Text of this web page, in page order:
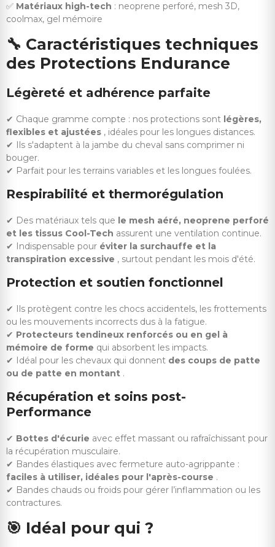
✅ Matériaux high-tech : neoprene perforé, mesh 3D,
coolmax, gel mémoire
🔧 Caractéristiques techniques
des Protections Endurance
Légèreté et adhérence parfaite
✔ Chaque gramme compte : nos protections sont légères,
flexibles et ajustées , idéales pour les longues distances.
✔ Ils s'adaptent à la jambe du cheval sans comprimer ni
bouger.
✔ Parfait pour les terrains variables et les longues foulées.
Respirabilité et thermorégulation
✔ Des matériaux tels que le mesh aéré, neoprene perforé
et les tissus Cool-Tech assurent une ventilation continue.
✔ Indispensable pour éviter la surchauffe et la
transpiration excessive , surtout pendant les mois d'été.
Protection et soutien fonctionnel
✔ Ils protègent contre les chocs accidentels, les frottements
ou les mouvements incorrects dus à la fatigue.
✔ Protecteurs tendineux renforcés ou en gel à
mémoire de forme qui absorbent les impacts.
✔ Idéal pour les chevaux qui donnent des coups de patte
ou de patte en montant .
Récupération et soins post-
Performance
✔ Bottes d'écurie avec effet massant ou rafraîchissant pour
la récupération musculaire.
✔ Bandes élastiques avec fermeture auto-agrippante :
faciles à utiliser, idéales pour l'après-course .
✔ Bandes chauds ou froids pour gérer l’inflammation ou les
contractures.
🎯 Idéal pour qui ?